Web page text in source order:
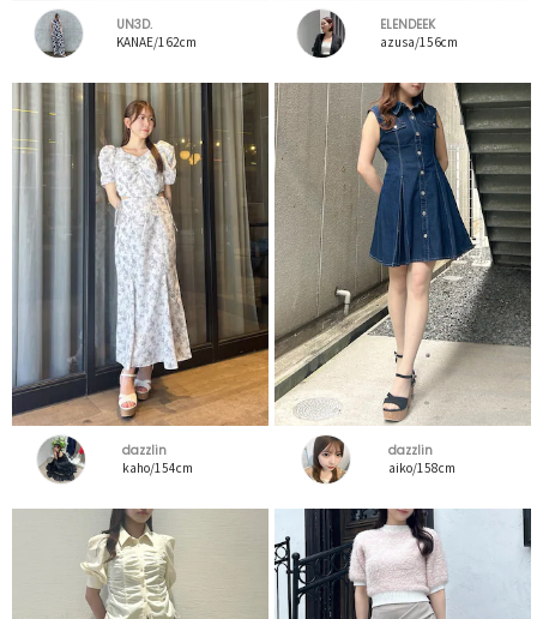
UN3D.
KANAE/162cm
ELENDEEK
azusa/156cm
dazzlin
kaho/154cm
dazzlin
aiko/158cm